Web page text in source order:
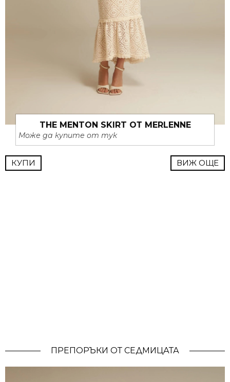
THE MENTON SKIRT ОТ MERLENNE
Може да купите от тук
КУПИ ВИЖ ОЩЕ
ПРЕПОРЪКИ ОТ СЕДМИЦАТА